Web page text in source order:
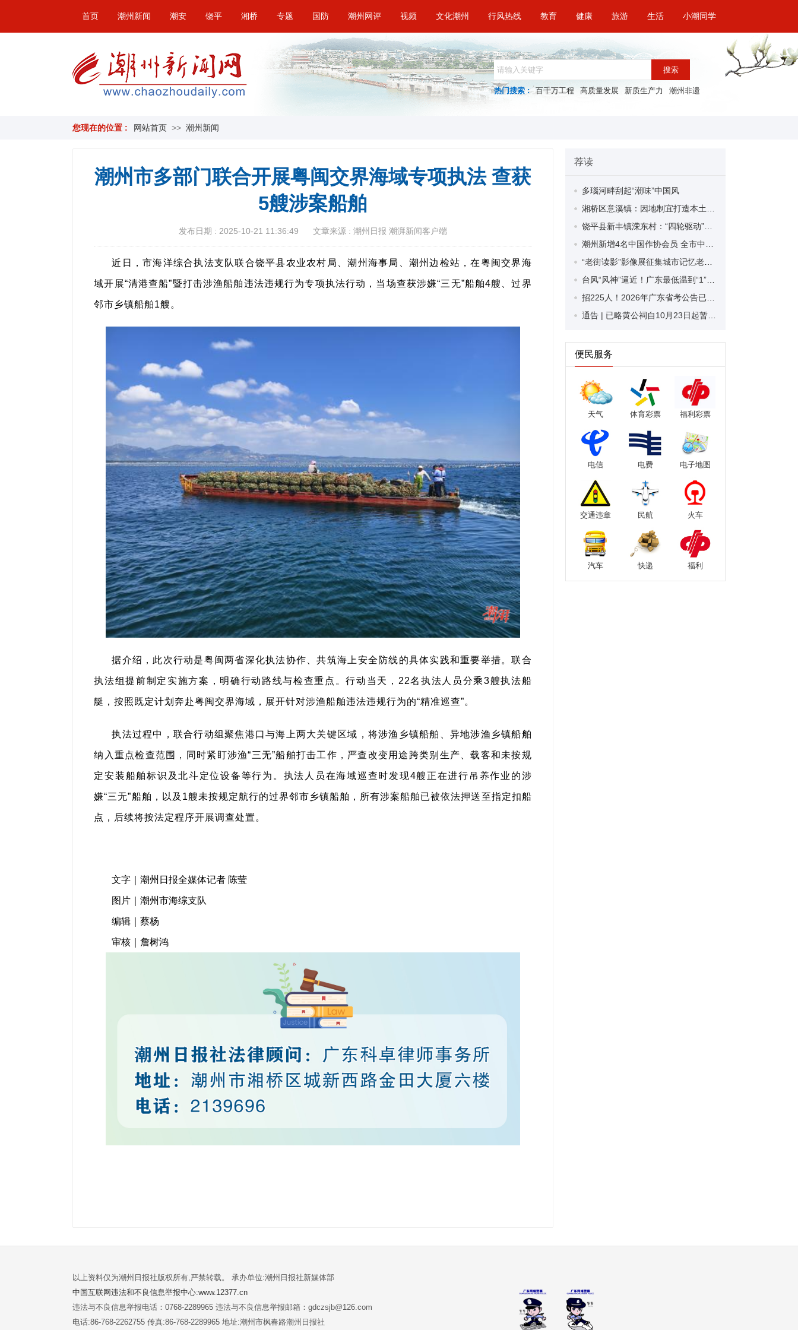
首页 潮州新闻 潮安 饶平 湘桥 专题 国防 潮州网评 视频 文化潮州 行风热线 教育 健康 旅游 生活 小潮同学
搜索
热门搜索 : 百千万工程 高质量发展 新质生产力 潮州非遗
您现在的位置 : 网站首页 >> 潮州新闻
潮州市多部门联合开展粤闽交界海域专项执法 查获
5艘涉案船舶
发布日期 : 2025-10-21 11:36:49 文章来源 : 潮州日报 潮湃新闻客户端
近日，市海洋综合执法支队联合饶平县农业农村局、潮州海事局、潮州边检站，在粤闽交界海
域开展“清港查船”暨打击涉渔船舶违法违规行为专项执法行动，当场查获涉嫌“三无”船舶4艘、过界
邻市乡镇船舶1艘。
据介绍，此次行动是粤闽两省深化执法协作、共筑海上安全防线的具体实践和重要举措。联合
执法组提前制定实施方案，明确行动路线与检查重点。行动当天，22名执法人员分乘3艘执法船
艇，按照既定计划奔赴粤闽交界海域，展开针对涉渔船舶违法违规行为的“精准巡查”。
执法过程中，联合行动组聚焦港口与海上两大关键区域，将涉渔乡镇船舶、异地涉渔乡镇船舶
纳入重点检查范围，同时紧盯涉渔“三无”船舶打击工作，严查改变用途跨类别生产、载客和未按规
定安装船舶标识及北斗定位设备等行为。执法人员在海域巡查时发现4艘正在进行吊养作业的涉
嫌“三无”船舶，以及1艘未按规定航行的过界邻市乡镇船舶，所有涉案船舶已被依法押送至指定扣船
点，后续将按法定程序开展调查处置。
文字｜潮州日报全媒体记者 陈莹
图片｜潮州市海综支队
编辑｜蔡杨
审核｜詹树鸿
荐读
多瑙河畔刮起“潮味”中国风
便民服务
天气 体育彩票 福利彩票
电信 电费 电子地图
交通违章 民航 火车
汽车 快递 福利
以上资料仅为潮州日报社版权所有,严禁转载。 承办单位:潮州日报社新媒体部
中国互联网违法和不良信息举报中心:www.12377.cn
违法与不良信息举报电话：0768-2289965 违法与不良信息举报邮箱：gdczsjb@126.com
电话:86-768-2262755 传真:86-768-2289965 地址:潮州市枫春路潮州日报社